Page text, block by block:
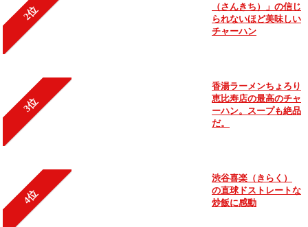
2位
（さんきち）」の信じ
られないほど美味しい
チャーハン
3位
香湯ラーメンちょろり
恵比寿店の最高のチャ
ーハン。スープも絶品
だ。
4位
渋谷喜楽（きらく）
の直球ドストレートな
炒飯に感動